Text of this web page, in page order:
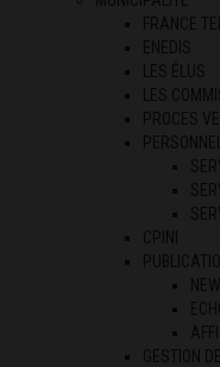
FRANCE
ENEDIS
LES ÉLUS
LES
PROCES
CPINI
GESTION